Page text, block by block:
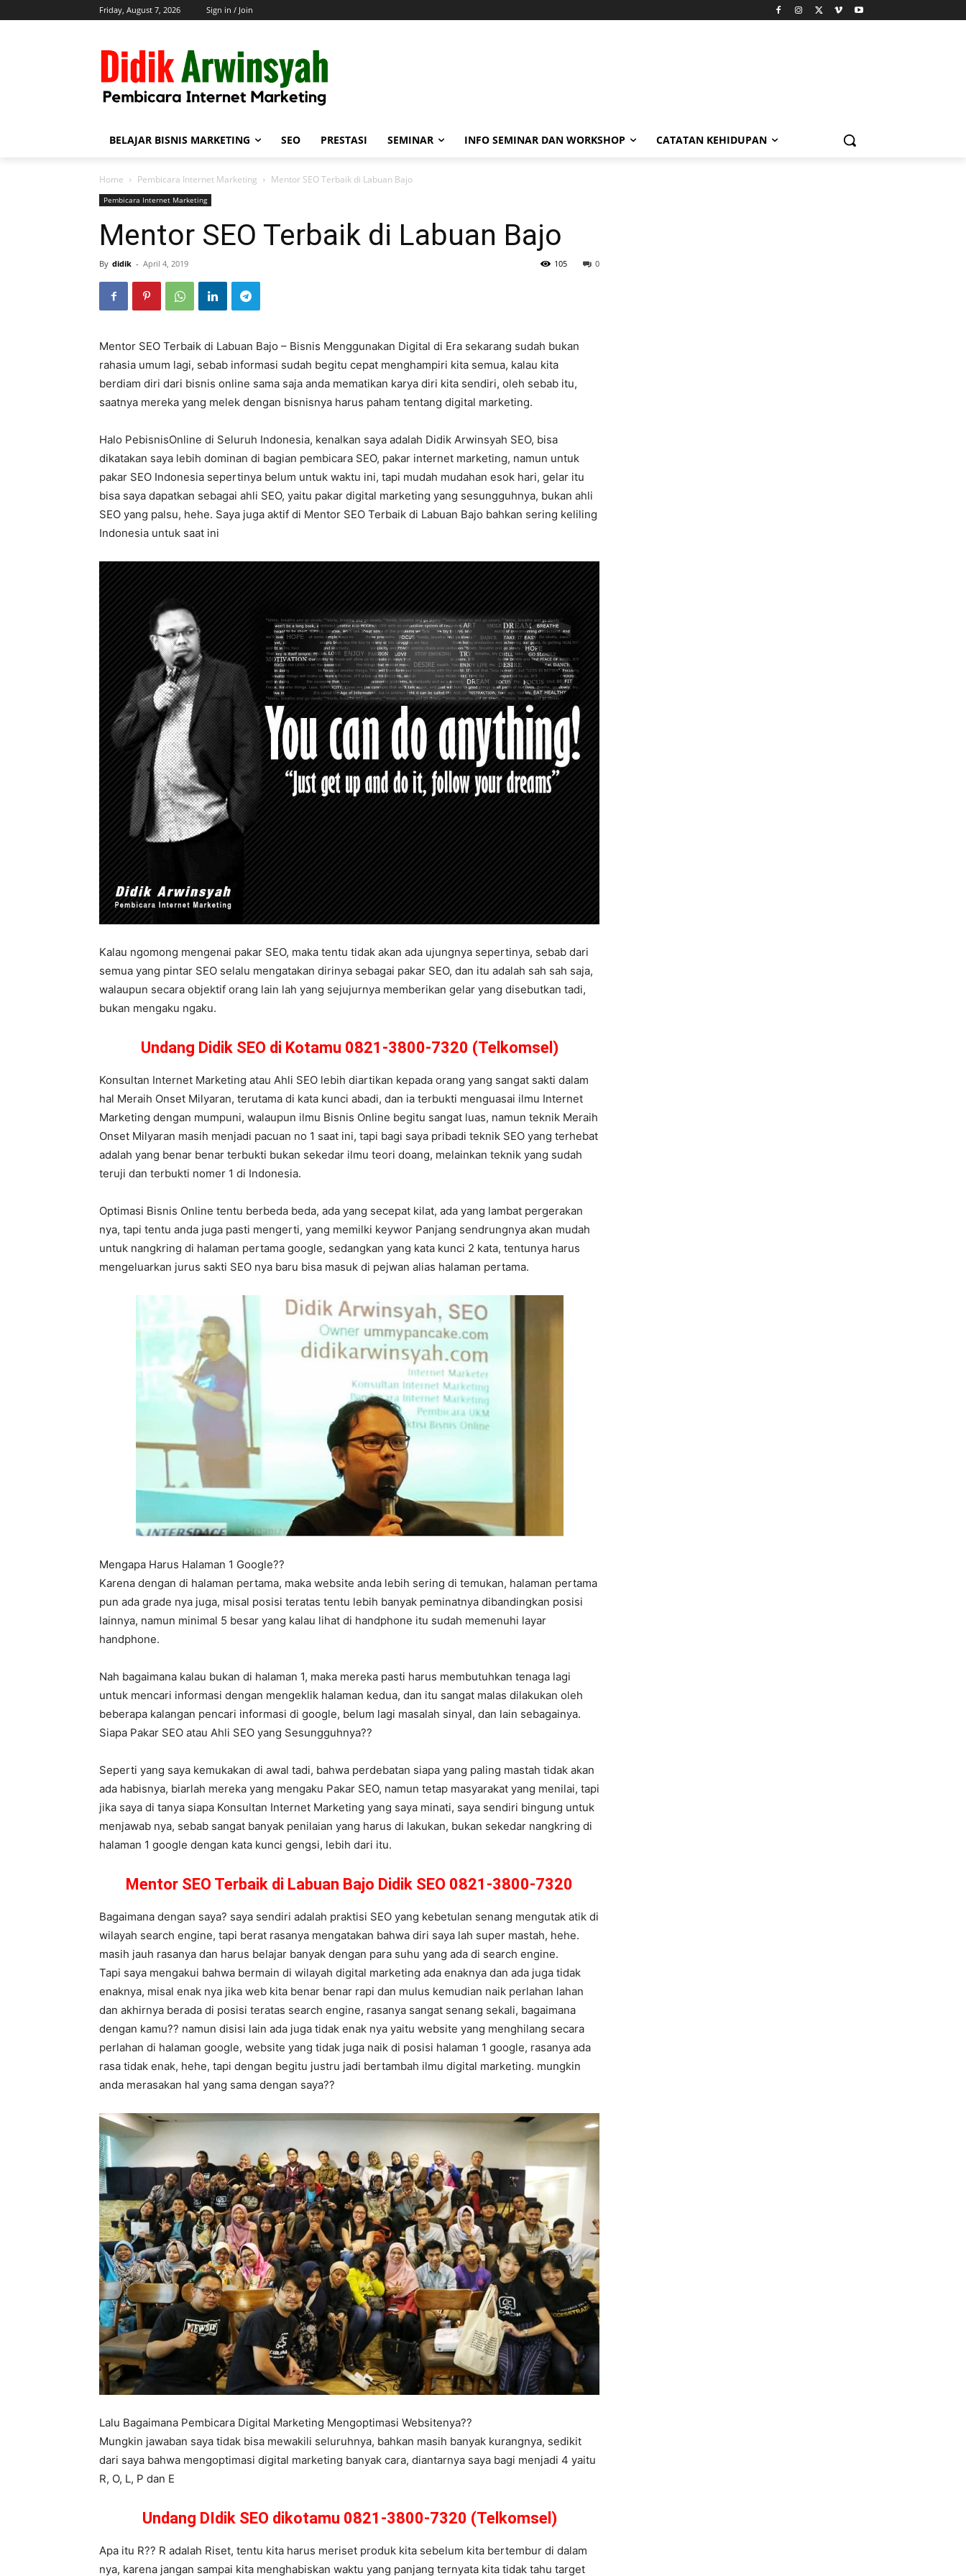
Friday, August 7, 2026 Sign in / Join
BELAJAR BISNIS MARKETING SEO PRESTASI SEMINAR INFO SEMINAR DAN WORKSHOP CATATAN KEHIDUPAN
Home Pembicara Internet Marketing Mentor SEO Terbaik di Labuan Bajo
Pembicara Internet Marketing
Mentor SEO Terbaik di Labuan Bajo
By didik - April 4, 2019 0
105
Mentor SEO Terbaik di Labuan Bajo – Bisnis Menggunakan Digital di Era sekarang sudah bukan
rahasia umum lagi, sebab informasi sudah begitu cepat menghampiri kita semua, kalau kita
berdiam diri dari bisnis online sama saja anda mematikan karya diri kita sendiri, oleh sebab itu,
saatnya mereka yang melek dengan bisnisnya harus paham tentang digital marketing.
Halo PebisnisOnline di Seluruh Indonesia, kenalkan saya adalah Didik Arwinsyah SEO, bisa
dikatakan saya lebih dominan di bagian pembicara SEO, pakar internet marketing, namun untuk
pakar SEO Indonesia sepertinya belum untuk waktu ini, tapi mudah mudahan esok hari, gelar itu
bisa saya dapatkan sebagai ahli SEO, yaitu pakar digital marketing yang sesungguhnya, bukan ahli
SEO yang palsu, hehe. Saya juga aktif di Mentor SEO Terbaik di Labuan Bajo bahkan sering keliling
Indonesia untuk saat ini
Kalau ngomong mengenai pakar SEO, maka tentu tidak akan ada ujungnya sepertinya, sebab dari
semua yang pintar SEO selalu mengatakan dirinya sebagai pakar SEO, dan itu adalah sah sah saja,
walaupun secara objektif orang lain lah yang sejujurnya memberikan gelar yang disebutkan tadi,
bukan mengaku ngaku.
Undang Didik SEO di Kotamu 0821-3800-7320 (Telkomsel)
Konsultan Internet Marketing atau Ahli SEO lebih diartikan kepada orang yang sangat sakti dalam
hal Meraih Onset Milyaran, terutama di kata kunci abadi, dan ia terbukti menguasai ilmu Internet
Marketing dengan mumpuni, walaupun ilmu Bisnis Online begitu sangat luas, namun teknik Meraih
Onset Milyaran masih menjadi pacuan no 1 saat ini, tapi bagi saya pribadi teknik SEO yang terhebat
adalah yang benar benar terbukti bukan sekedar ilmu teori doang, melainkan teknik yang sudah
teruji dan terbukti nomer 1 di Indonesia.
Optimasi Bisnis Online tentu berbeda beda, ada yang secepat kilat, ada yang lambat pergerakan
nya, tapi tentu anda juga pasti mengerti, yang memilki keywor Panjang sendrungnya akan mudah
untuk nangkring di halaman pertama google, sedangkan yang kata kunci 2 kata, tentunya harus
mengeluarkan jurus sakti SEO nya baru bisa masuk di pejwan alias halaman pertama.
Mengapa Harus Halaman 1 Google??
Karena dengan di halaman pertama, maka website anda lebih sering di temukan, halaman pertama
pun ada grade nya juga, misal posisi teratas tentu lebih banyak peminatnya dibandingkan posisi
lainnya, namun minimal 5 besar yang kalau lihat di handphone itu sudah memenuhi layar
handphone.
Nah bagaimana kalau bukan di halaman 1, maka mereka pasti harus membutuhkan tenaga lagi
untuk mencari informasi dengan mengeklik halaman kedua, dan itu sangat malas dilakukan oleh
beberapa kalangan pencari informasi di google, belum lagi masalah sinyal, dan lain sebagainya.
Siapa Pakar SEO atau Ahli SEO yang Sesungguhnya??
Seperti yang saya kemukakan di awal tadi, bahwa perdebatan siapa yang paling mastah tidak akan
ada habisnya, biarlah mereka yang mengaku Pakar SEO, namun tetap masyarakat yang menilai, tapi
jika saya di tanya siapa Konsultan Internet Marketing yang saya minati, saya sendiri bingung untuk
menjawab nya, sebab sangat banyak penilaian yang harus di lakukan, bukan sekedar nangkring di
halaman 1 google dengan kata kunci gengsi, lebih dari itu.
Mentor SEO Terbaik di Labuan Bajo Didik SEO 0821-3800-7320
Bagaimana dengan saya? saya sendiri adalah praktisi SEO yang kebetulan senang mengutak atik di
wilayah search engine, tapi berat rasanya mengatakan bahwa diri saya lah super mastah, hehe.
masih jauh rasanya dan harus belajar banyak dengan para suhu yang ada di search engine.
Tapi saya mengakui bahwa bermain di wilayah digital marketing ada enaknya dan ada juga tidak
enaknya, misal enak nya jika web kita benar benar rapi dan mulus kemudian naik perlahan lahan
dan akhirnya berada di posisi teratas search engine, rasanya sangat senang sekali, bagaimana
dengan kamu?? namun disisi lain ada juga tidak enak nya yaitu website yang menghilang secara
perlahan di halaman google, website yang tidak juga naik di posisi halaman 1 google, rasanya ada
rasa tidak enak, hehe, tapi dengan begitu justru jadi bertambah ilmu digital marketing. mungkin
anda merasakan hal yang sama dengan saya??
Lalu Bagaimana Pembicara Digital Marketing Mengoptimasi Websitenya??
Mungkin jawaban saya tidak bisa mewakili seluruhnya, bahkan masih banyak kurangnya, sedikit
dari saya bahwa mengoptimasi digital marketing banyak cara, diantarnya saya bagi menjadi 4 yaitu
R, O, L, P dan E
Undang DIdik SEO dikotamu 0821-3800-7320 (Telkomsel)
Apa itu R?? R adalah Riset, tentu kita harus meriset produk kita sebelum kita bertembur di dalam
nya, karena jangan sampai kita menghabiskan waktu yang panjang ternyata kita tidak tahu target